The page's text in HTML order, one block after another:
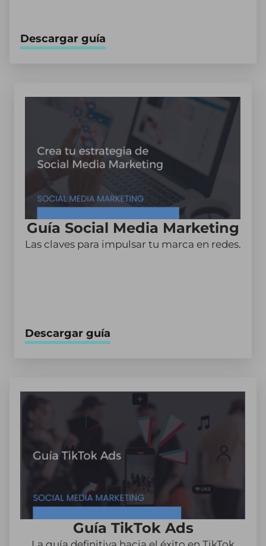
Descargar guía
Guía Social Media Marketing
Las claves para impulsar tu marca en redes.
Descargar guía
Guía TikTok Ads